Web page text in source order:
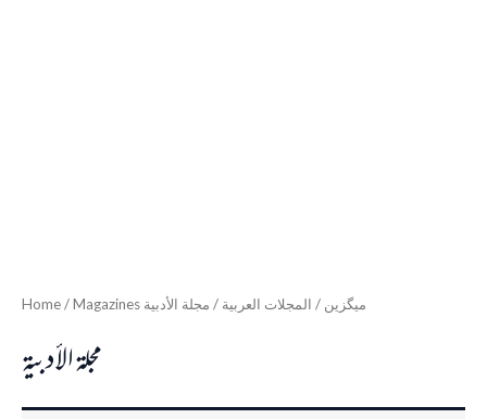
Home/ Magazines میگزین / المجلات العربية / مجلة الأدبية
مجلة الأدبية